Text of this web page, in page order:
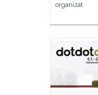
organizat